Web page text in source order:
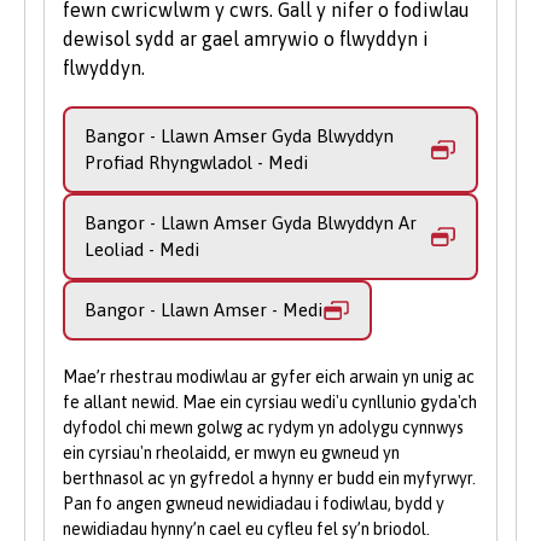
Gwylio Adar Prifysgol Bangor ,Cymdeithas
Entomoleg Prifysgol Bangor, ac Endeavour
cydweithio’n rheolaidd ar ddigwyddiadau
cymdeithasol ac addysgol. Roedd y Penwythnos
Bioblitz a gynhaliwyd yn ddiweddar, er
enghraifft, yn cynnwys dal gwyfynod, trapiau ôl
traed mamaliaid, curo llwyni, tynnu rhwyd drwy
borfa, chwilio trwy goetiroedd a chwilota mewn
pyllau.
uwch o'r blaen, eich oedran, a'ch
cenedligrwydd neu statws preswylio,
efallai y byddwch yn gymwys i dderbyn
benthyciadau myfyrwyr a ariennir gan y
llywodraeth i gyfrannu at ffioedd dysgu a
chostau byw.
Gall ein tîm Cyllid Myfyrwyr eich helpu i
lywio’r broses o wneud cais a deall eich
hawliau.
Eich Camau Nesaf
Cysylltwch â Derbyniadau:Os oes
gennych gwestiynau neu fod angen
arweiniad arnoch, mae ein tîm
Derbyniadau cyfeillgar ar gael i’ch
helpu.
systemau synhwyraidd, hedfan a cholli’r
gallu i wneud hynny, dewis cymar ac
arferion paru.
Ym mhedwaredd flwyddyn a blwyddyn olaf
eich gradd, byddwch yn gweithio ar broject
ymchwil meistr annibynnol cyffrous, gan
fireinio eich sgiliau gwyddonol a chyfrannu
at eich maes ymchwil dewisol. Mae'r
flwyddyn drawsnewidiol hon yn cynnig
cyfle unigryw i gynllunio, gweithio ar a
gwerthuso eich project yn annibynnol.
Wedi’i hysbrydoli gan gyn-fyfyrwyr yr
MZool gydag Adareg, mae’r flwyddyn hon
yn addo darganfod deallusol ac yn gosod y
llwyfan ar gyfer dyfodol addawol yn eich
maes. Cofleidiwch heriau a
buddugoliaethau’r flwyddyn ddeinamig
fewn cwricwlwm y cwrs. Gall y nifer o fodiwlau
dewisol sydd ar gael amrywio o flwyddyn i
flwyddyn.
Bangor - Llawn Amser Gyda Blwyddyn
Profiad Rhyngwladol - Medi
Bangor - Llawn Amser Gyda Blwyddyn Ar
Leoliad - Medi
Bangor - Llawn Amser - Medi
Mae’r rhestrau modiwlau ar gyfer eich arwain yn unig ac
fe allant newid. Mae ein cyrsiau wedi'u cynllunio gyda'ch
dyfodol chi mewn golwg ac rydym yn adolygu cynnwys
ein cyrsiau'n rheolaidd, er mwyn eu gwneud yn
berthnasol ac yn gyfredol a hynny er budd ein myfyrwyr.
Pan fo angen gwneud newidiadau i fodiwlau, bydd y
newidiadau hynny’n cael eu cyfleu fel sy’n briodol.